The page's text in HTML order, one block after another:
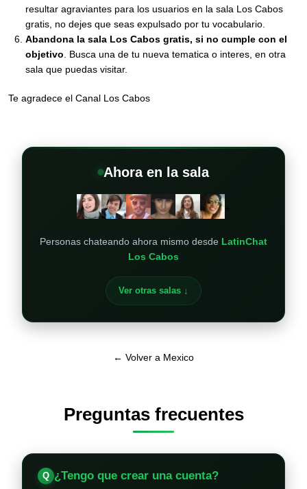
resultar agraviantes para los usuarios en la sala Los Cabos
gratis, no dejes que seas expulsado por tu vocabulario.
Abandona la sala Los Cabos gratis, si no cumple con el
objetivo . Busca una de tu nueva tematica o interes, en otra
sala que puedas visitar.
Te agradece el Canal Los Cabos
Ahora en la sala
Personas chateando ahora mismo desde LatinChat
Los Cabos
Ver otras salas ↓
← Volver a Mexico
Preguntas frecuentes
¿Tengo que crear una cuenta?